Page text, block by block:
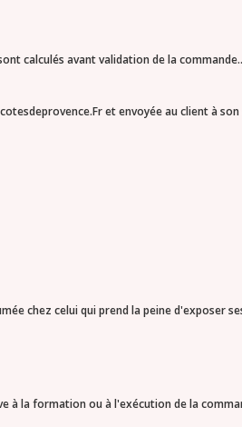
calculés avant validation de la commande..
et envoyée au client à
chez celui qui prend la peine d'exposer
à la formation ou à l'exécution de la